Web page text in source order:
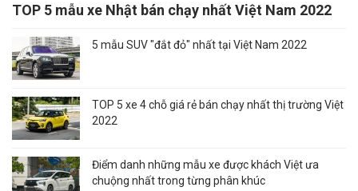
TOP 5 mẫu xe Nhật bán chạy nhất Việt Nam 2022
5 mẫu SUV "đắt đỏ" nhất tại Việt Nam 2022
TOP 5 xe 4 chỗ giá rẻ bán chạy nhất thị trường Việt
2022
Điểm danh những mẫu xe được khách Việt ưa
chuộng nhất trong từng phân khúc